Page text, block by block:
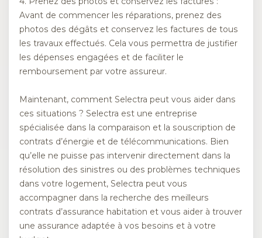
Avant de commencer les réparations, prenez des
photos des dégâts et conservez les factures de tous
les travaux effectués. Cela vous permettra de justifier
les dépenses engagées et de faciliter le
remboursement par votre assureur.
Maintenant, comment Selectra peut vous aider dans
ces situations ? Selectra est une entreprise
spécialisée dans la comparaison et la souscription de
contrats d’énergie et de télécommunications. Bien
qu’elle ne puisse pas intervenir directement dans la
résolution des sinistres ou des problèmes techniques
dans votre logement, Selectra peut vous
accompagner dans la recherche des meilleurs
contrats d’assurance habitation et vous aider à trouver
une assurance adaptée à vos besoins et à votre